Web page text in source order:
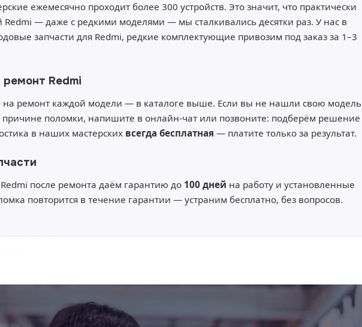
ежемесячно проходит более 300 устройств. Это значит, что практически
— даже с редкими моделями — мы сталкивались десятки раз. У нас в
запчасти для Redmi, редкие комплектующие привозим под заказ за 1–3
ремонт Redmi
ремонт каждой модели — в каталоге выше. Если вы не нашли свою модель
поломки, напишите в онлайн-чат или позвоните: подберём решение
в наших мастерских всегда бесплатная — платите только за результат.
после ремонта даём гарантию до 100 дней на работу и установленные
повторится в течение гарантии — устраним бесплатно, без вопросов.